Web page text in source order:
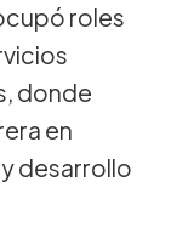
roles
donde
en
desarrollo